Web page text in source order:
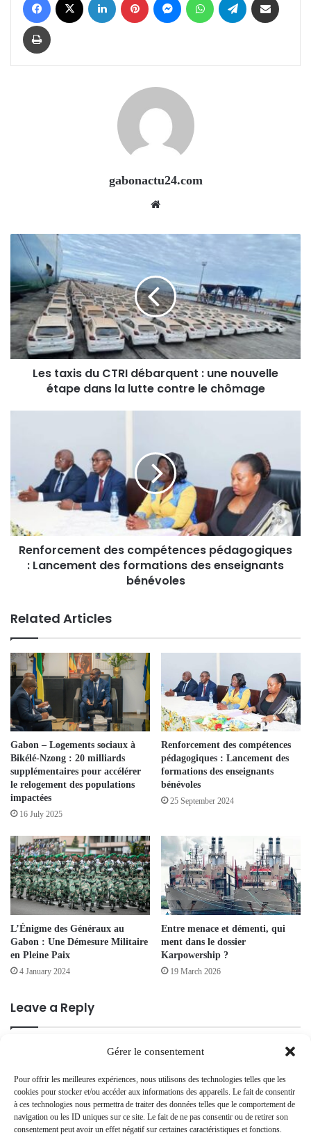
Gérer le consentement
Pour offrir les meilleures expériences, nous utilisons des technologies telles que les
cookies pour stocker et/ou accéder aux informations des appareils. Le fait de consentir
à ces technologies nous permettra de traiter des données telles que le comportement de
navigation ou les ID uniques sur ce site. Le fait de ne pas consentir ou de retirer son
consentement peut avoir un effet négatif sur certaines caractéristiques et fonctions.
Print
gabonactu24.com
Les taxis du CTRI débarquent : une nouvelle
étape dans la lutte contre le chômage
Renforcement des compétences pédagogiques
: Lancement des formations des enseignants
bénévoles
Related Articles
Gabon – Logements sociaux à
Bikélé-Nzong : 20 milliards
supplémentaires pour accélérer
le relogement des populations
impactées
16 July 2025
Renforcement des compétences
pédagogiques : Lancement des
formations des enseignants
bénévoles
25 September 2024
L’Énigme des Généraux au
Gabon : Une Démesure Militaire
en Pleine Paix
4 January 2024
Entre menace et démenti, qui
ment dans le dossier
Karpowership ?
19 March 2026
Leave a Reply
Your email address will not be published. Required fields are marked
o
m